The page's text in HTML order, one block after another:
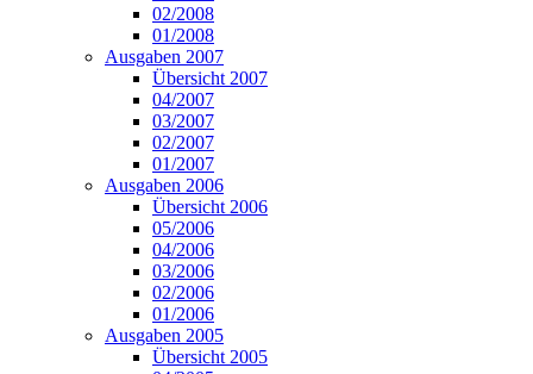
02/2008
01/2008
Ausgaben 2007
Übersicht 2007
04/2007
03/2007
02/2007
01/2007
Ausgaben 2006
Übersicht 2006
05/2006
04/2006
03/2006
02/2006
01/2006
Ausgaben 2005
Übersicht 2005